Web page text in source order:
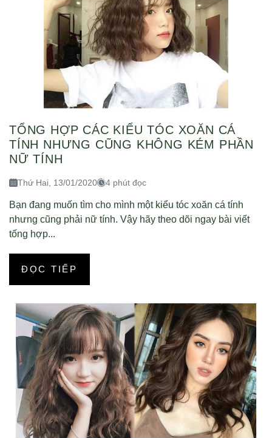
TỔNG HỢP CÁC KIỂU TÓC XOĂN CÁ
TÍNH NHƯNG CŨNG KHÔNG KÉM PHẦN
NỮ TÍNH
Thứ Hai, 13/01/2020 4 phút đọc
Bạn đang muốn tìm cho mình một kiểu tóc xoăn cá tính
nhưng cũng phải nữ tính. Vậy hãy theo dõi ngay bài viết
tống hợp...
ĐỌC TIẾP